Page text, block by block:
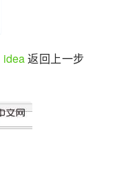
idea 返回上一步